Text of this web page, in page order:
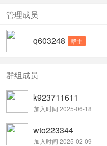
管理成员
q603248 群主
群组成员
k923711611
加入时间 2025-06-18
wto223344
加入时间 2025-02-09